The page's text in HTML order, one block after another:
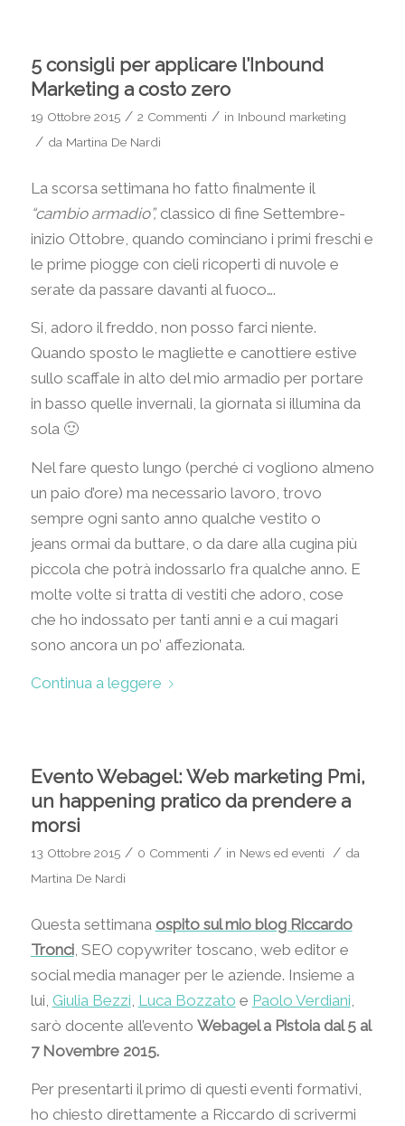
5 consigli per applicare l’Inbound
Marketing a costo zero
19 Ottobre 2015 / 2 Commenti / in Inbound marketing
/ da Martina De Nardi
La scorsa settimana ho fatto finalmente il
“cambio armadio”,classico di fine Settembre-
inizio Ottobre, quando cominciano i primi freschi e
le prime piogge con cieli ricoperti di nuvole e
serate da passare davanti al fuoco….
Si, adoro il freddo, non posso farci niente.
Quando sposto le magliette e canottiere estive
sullo scaffale in alto del mio armadio per portare
in basso quelle invernali, la giornata si illumina da
sola 🙂
Nel fare questo lungo (perché ci vogliono almeno
un paio d’ore) ma necessario lavoro, trovo
sempre ogni santo anno qualche vestito o
jeans ormai da buttare, o da dare alla cugina più
piccola che potrà indossarlo fra qualche anno. E
molte volte si tratta di vestiti che adoro, cose
che ho indossato per tanti anni e a cui magari
sono ancora un po’ affezionata.
Continua a leggere
Evento Webagel: Web marketing Pmi,
un happening pratico da prendere a
morsi
13 Ottobre 2015 / 0 Commenti / in News ed eventi / da
Martina De Nardi
Questa settimana ospito sul mio blog Riccardo
Tronci, SEO copywriter toscano, web editor e
social media manager per le aziende. Insieme a
lui, Giulia Bezzi Luca Bozzato e Paolo Verdiani
sarò docente all’evento Webagel a Pistoia dal 5 al
7 Novembre 2015.
Per presentarti il primo di questi eventi formativi,
ho chiesto direttamente a Riccardo di scrivermi